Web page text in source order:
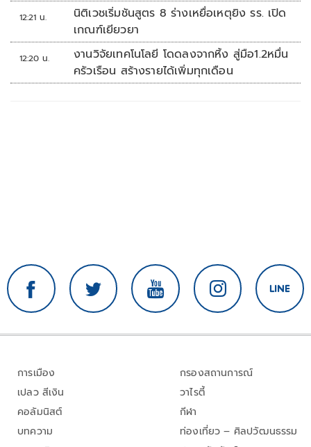
12:21 น.
นิติเวชเริ่มชันสูตร 8 ร่างเหยื่อเหตุยิง รร. เปิด
เกณฑ์เยียวยา
12:20 น.
งานวิจัยเทคโนโลยี โดดลงจากหิ้ง สู่มือ1.2หมื่น
ครัวเรือน สร้างรายได้เพิ่มทุกเดือน
การเมือง
เปลว สีเงิน
คอลัมนิสต์
บทความ
กรองสถานการณ์
วาไรตี้
กีฬา
ท่องเที่ยว – ศิลปวัฒนธรรม